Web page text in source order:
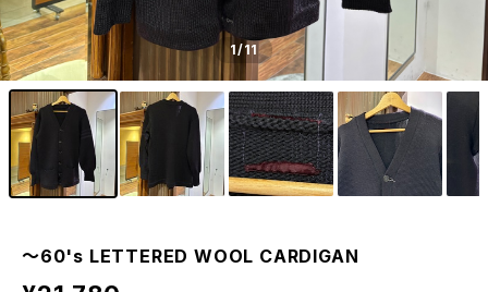
1/11
〜60's LETTERED WOOL CARDIGAN